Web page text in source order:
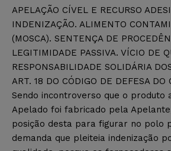
APELAÇÃO CÍVEL E RECURSO
INDENIZAÇÃO. ALIMENTO
(MOSCA). SENTENÇA DE
LEGITIMIDADE PASSIVA. VÍCIO DE
RESPONSABILIDADE SOLIDÁRIA
ART. 18 DO CÓDIGO DE DEFESA DO
Sendo incontroverso que o produto
Apelado foi fabricado pela
posição desta para figurar no polo
demanda que pleiteia indenização